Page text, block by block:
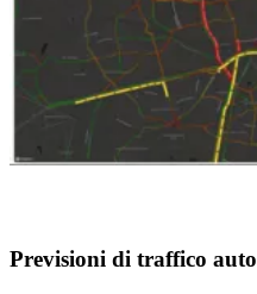
Previsioni di traffico